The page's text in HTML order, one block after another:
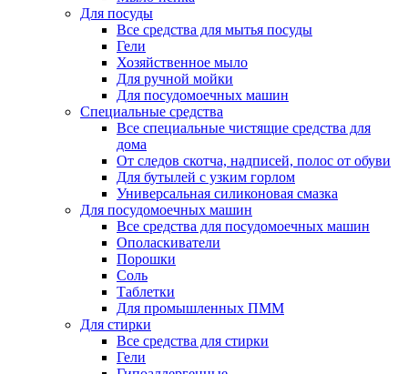
Для посуды
Все средства для мытья посуды
Гели
Хозяйственное мыло
Для ручной мойки
Для посудомоечных машин
Специальные средства
Все специальные чистящие средства для
дома
От следов скотча, надписей, полос от обуви
Для бутылей с узким горлом
Универсальная силиконовая смазка
Для посудомоечных машин
Все средства для посудомоечных машин
Ополаскиватели
Порошки
Соль
Таблетки
Для промышленных ПММ
Для стирки
Все средства для стирки
Гели